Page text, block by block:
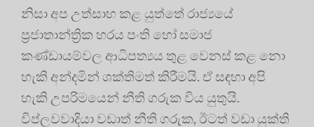
නිසා අප උත්සාහ කළ යුත්තේ රාජ්‍යයේ
ප්‍රජාතාන්ත්‍රික හරය පංති හෝ සමාජ
කණ්ඩායම්වල ආධිපත්‍යය තුළ වෙනස් කළ නො
හැකි අන්දමින් ශක්තිමත් කිරීමයි. ඒ සඳහා අපි
හැකි උපරිමයෙන් නීති ගරුක විය යුතුයි.
විප්ලවවාදියා වඩාත් නීති ගරුක, ඊටත් වඩා යුක්ති